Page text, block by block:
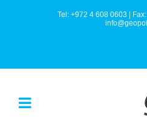
Tel: +972 4 608 0603 |